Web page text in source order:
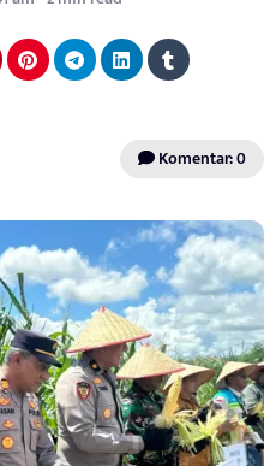
Komentar: 0